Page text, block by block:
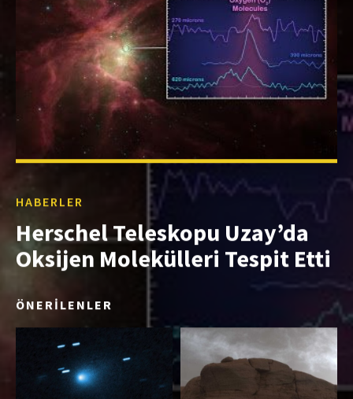
HABERLER
Herschel Teleskopu Uzay’da
Oksijen Molekülleri Tespit Etti
ÖNERİLENLER